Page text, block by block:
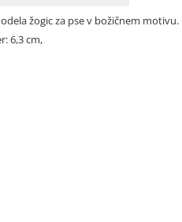
žogic za pse v božičnem motivu.
6,3 cm,